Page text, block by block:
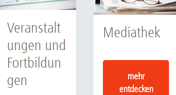
Veranstalt
ungen und
Fortbildun
gen
Mediathek
mehr
entdecken